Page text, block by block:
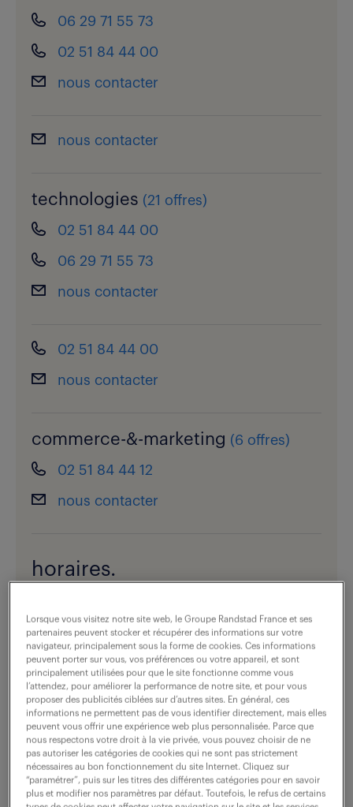
06 29 71 55 73
02 51 84 44 00
nous contacter
nous contacter
technologies (21 offres)
02 51 84 44 00
06 29 71 55 73
nous contacter
02 51 84 44 00
nous contacter
commerce-&-marketing (6 offres)
02 51 84 44 12
nous contacter
horaires.
voir les horaires
vous êtes recruteur ?
dernières offres -
spécialité finance.
Lorsque vous visitez notre site web, le Groupe Randstad France et ses
partenaires peuvent stocker et récupérer des informations sur votre
navigateur, principalement sous la forme de cookies. Ces informations
peuvent porter sur vous, vos préférences ou votre appareil, et sont
principalement utilisées pour que le site fonctionne comme vous
l’attendez, pour améliorer la performance de notre site, et pour vous
proposer des publicités ciblées sur d’autres sites. En général, ces
informations ne permettent pas de vous identifier directement, mais elles
peuvent vous offrir une expérience web plus personnalisée. Parce que
nous respectons votre droit à la vie privée, vous pouvez choisir de ne
pas autoriser les catégories de cookies qui ne sont pas strictement
nécessaires au bon fonctionnement du site Internet. Cliquez sur
“paramétrer”, puis sur les titres des différentes catégories pour en savoir
plus et modifier nos paramètres par défaut. Toutefois, le refus de certains